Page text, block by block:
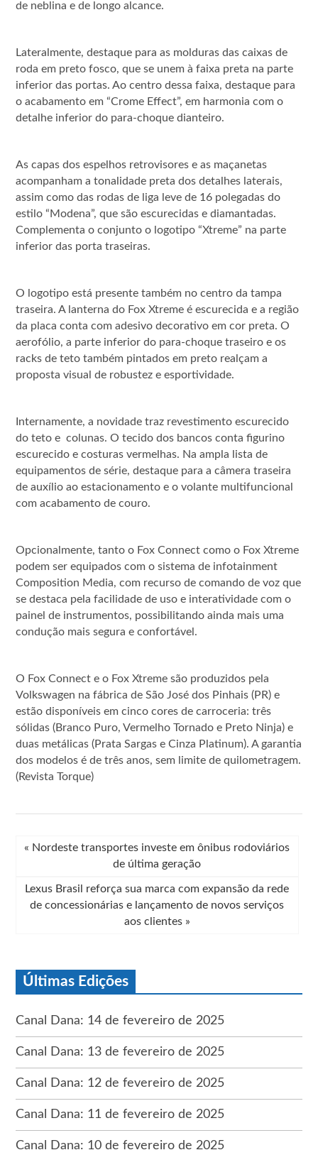
de neblina e de longo alcance.
Lateralmente, destaque para as molduras das caixas de
roda em preto fosco, que se unem à faixa preta na parte
inferior das portas. Ao centro dessa faixa, destaque para
o acabamento em “Crome Effect”, em harmonia com o
detalhe inferior do para-choque dianteiro.
As capas dos espelhos retrovisores e as maçanetas
acompanham a tonalidade preta dos detalhes laterais,
assim como das rodas de liga leve de 16 polegadas do
estilo “Modena”, que são escurecidas e diamantadas.
Complementa o conjunto o logotipo “Xtreme” na parte
inferior das porta traseiras.
O logotipo está presente também no centro da tampa
traseira. A lanterna do Fox Xtreme é escurecida e a região
da placa conta com adesivo decorativo em cor preta. O
aerofólio, a parte inferior do para-choque traseiro e os
racks de teto também pintados em preto realçam a
proposta visual de robustez e esportividade.
Internamente, a novidade traz revestimento escurecido
do teto e colunas. O tecido dos bancos conta figurino
escurecido e costuras vermelhas. Na ampla lista de
equipamentos de série, destaque para a câmera traseira
de auxílio ao estacionamento e o volante multifuncional
com acabamento de couro.
Opcionalmente, tanto o Fox Connect como o Fox Xtreme
podem ser equipados com o sistema de infotainment
Composition Media, com recurso de comando de voz que
se destaca pela facilidade de uso e interatividade com o
painel de instrumentos, possibilitando ainda mais uma
condução mais segura e confortável.
O Fox Connect e o Fox Xtreme são produzidos pela
Volkswagen na fábrica de São José dos Pinhais (PR) e
estão disponíveis em cinco cores de carroceria: três
sólidas (Branco Puro, Vermelho Tornado e Preto Ninja) e
duas metálicas (Prata Sargas e Cinza Platinum). A garantia
dos modelos é de três anos, sem limite de quilometragem.
(Revista Torque)
« Nordeste transportes investe em ônibus rodoviários
de última geração
Lexus Brasil reforça sua marca com expansão da rede
de concessionárias e lançamento de novos serviços
aos clientes »
Últimas Edições
Canal Dana: 14 de fevereiro de 2025
Canal Dana: 13 de fevereiro de 2025
Canal Dana: 12 de fevereiro de 2025
Canal Dana: 11 de fevereiro de 2025
Canal Dana: 10 de fevereiro de 2025